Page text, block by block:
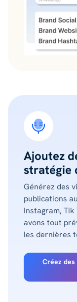
Ajoutez
stratégie
Générez des
publications
Instagram, Tik
avons tout
les dernières
Créez des